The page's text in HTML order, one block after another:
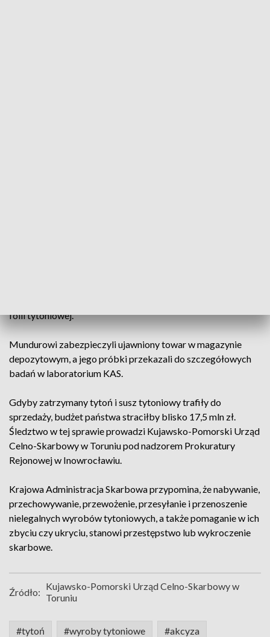
folii tytoniowej.
Mundurowi zabezpieczyli ujawniony towar w magazynie
depozytowym, a jego próbki przekazali do szczegółowych
badań w laboratorium KAS.
Gdyby zatrzymany tytoń i susz tytoniowy trafiły do
sprzedaży, budżet państwa straciłby blisko 17,5 mln zł.
Śledztwo w tej sprawie prowadzi Kujawsko-Pomorski Urząd
Celno-Skarbowy w Toruniu pod nadzorem Prokuratury
Rejonowej w Inowrocławiu.
Krajowa Administracja Skarbowa przypomina, że nabywanie,
przechowywanie, przewożenie, przesyłanie i przenoszenie
nielegalnych wyrobów tytoniowych, a także pomaganie w ich
zbyciu czy ukryciu, stanowi przestępstwo lub wykroczenie
skarbowe.
Źródło: Kujawsko-Pomorski Urząd Celno-Skarbowy w
Toruniu
#tytoń #wyroby tytoniowe #akcyza